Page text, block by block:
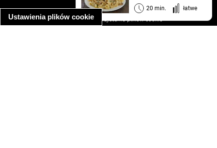
Ustawienia plików cookie
20 min. łatwe
informacja o prywatności
informacja o wykorzystaniu plików cookie